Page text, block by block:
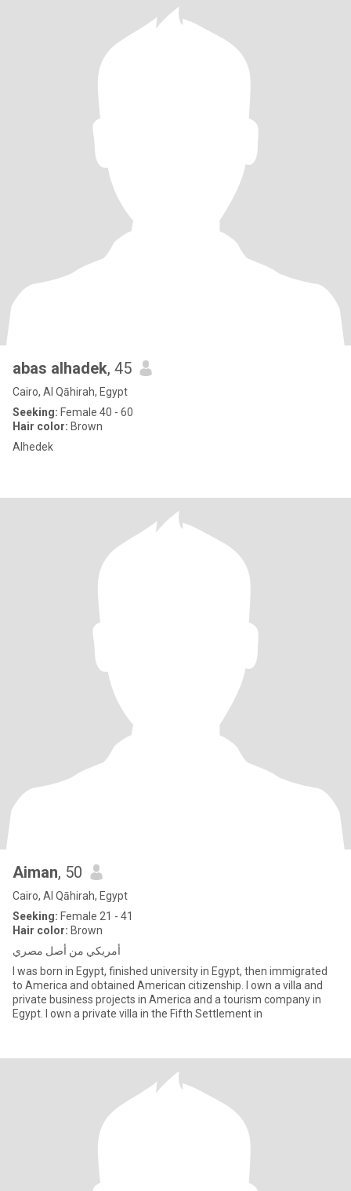
abas alhadek, 45
Cairo, Al Qāhirah, Egypt
Seeking: Female 40 - 60
Hair color: Brown
Alhedek
Aiman, 50
Cairo, Al Qāhirah, Egypt
Seeking: Female 21 - 41
Hair color: Brown
أمريكي من أصل مصري
I was born in Egypt, finished university in Egypt, then immigrated
to America and obtained American citizenship. I own a villa and
private business projects in America and a tourism company in
Egypt. I own a private villa in the Fifth Settlement in